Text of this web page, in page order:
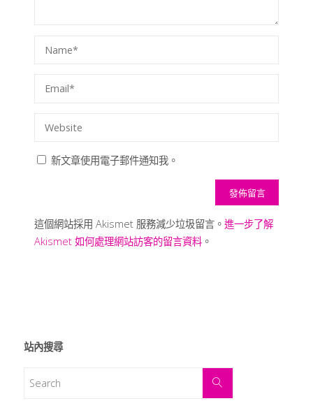
新文章使用電子郵件通知我。
這個網站採用 Akismet 服務減少垃圾留言。 進一步了解
Akismet 如何處理網站訪客的留言資料。
站內搜尋